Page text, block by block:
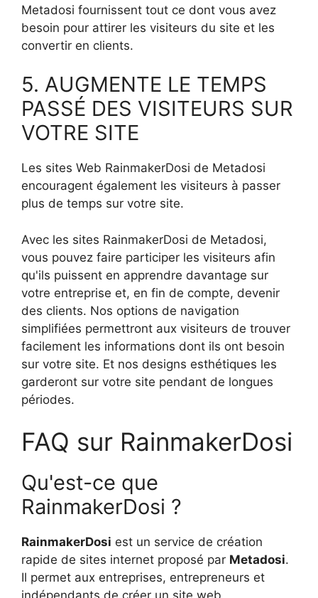
Metadosi fournissent tout ce dont vous avez
besoin pour attirer les visiteurs du site et les
convertir en clients.
5. AUGMENTE LE TEMPS
PASSÉ DES VISITEURS SUR
VOTRE SITE
Les sites Web RainmakerDosi de Metadosi
encouragent également les visiteurs à passer
plus de temps sur votre site.
Avec les sites RainmakerDosi de Metadosi,
vous pouvez faire participer les visiteurs afin
qu'ils puissent en apprendre davantage sur
votre entreprise et, en fin de compte, devenir
des clients. Nos options de navigation
simplifiées permettront aux visiteurs de trouver
facilement les informations dont ils ont besoin
sur votre site. Et nos designs esthétiques les
garderont sur votre site pendant de longues
périodes.
FAQ sur RainmakerDosi
Qu'est-ce que
RainmakerDosi ?
RainmakerDosi est un service de création
rapide de sites internet proposé par Metadosi.
Il permet aux entreprises, entrepreneurs et